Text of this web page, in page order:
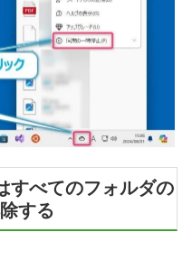
すべてのフォルダの
する